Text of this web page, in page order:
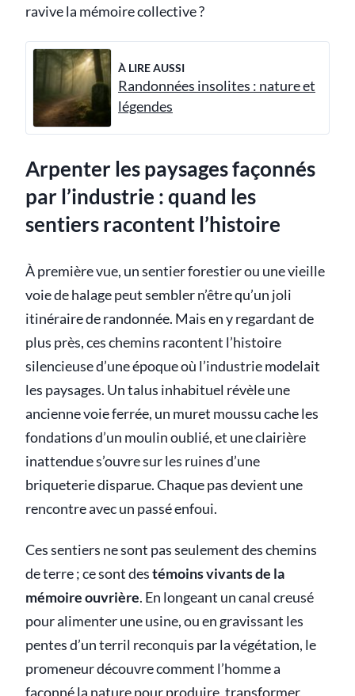
ravive la mémoire collective ?
À LIRE AUSSI
Randonnées insolites : nature et
légendes
Arpenter les paysages façonnés
par l’industrie : quand les
sentiers racontent l’histoire
À première vue, un sentier forestier ou une vieille
voie de halage peut sembler n’être qu’un joli
itinéraire de randonnée. Mais en y regardant de
plus près, ces chemins racontent l’histoire
silencieuse d’une époque où l’industrie modelait
les paysages. Un talus inhabituel révèle une
ancienne voie ferrée, un muret moussu cache les
fondations d’un moulin oublié, et une clairière
inattendue s’ouvre sur les ruines d’une
briqueterie disparue. Chaque pas devient une
rencontre avec un passé enfoui.
Ces sentiers ne sont pas seulement des chemins
de terre ; ce sont destémoins vivants de la
mémoire ouvrière. En longeant un canal creusé
pour alimenter une usine, ou en gravissant les
pentes d’un terril reconquis par la végétation, le
promeneur découvre comment l’homme a
façonné la nature pour produire, transformer,